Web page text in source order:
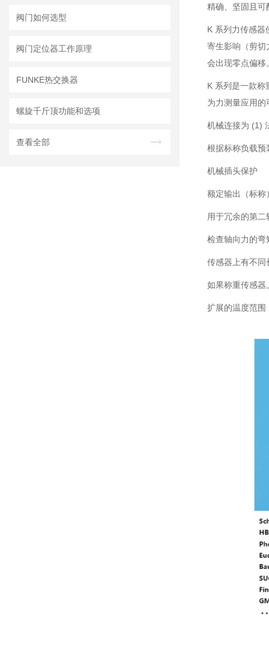
阀门如何选型
阀门定位器工作原理
FUNKE热交换器
螺旋千斤顶功能和选项
查看全部
精确、坚固且可
K 系列力传感器
寄生影响（剪切
会出现零点偏移
K 系列是一款称
为力测量应用
机械连接为 (1)
根据标称负载预
机械插头保护
额定输出（标称
用于冗余的第二
检查轴向力的弯
传感器上有不同
如果称重传感器
扩展的温度范围